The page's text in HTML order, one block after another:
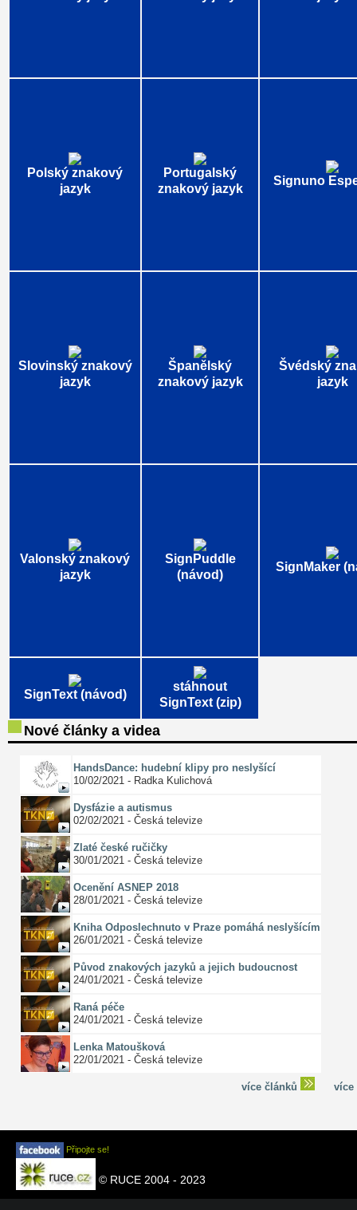
Polský znakový
jazyk
Portugalský
znakový jazyk
Signuno
Slovinský znakový
jazyk
Španělský
znakový jazyk
Švédský
jazyk
Valonský znakový
jazyk
SignPuddle
(návod)
SignMaker
SignText (návod)
stáhnout
SignText (zip)
Nové články a videa
HandsDance: hudební klipy pro neslyšící
10/02/2021 - Radka Kulichová
Dysfázie a autismus
02/02/2021 - Česká televize
Zlaté české ručičky
30/01/2021 - Česká televize
Ocenění ASNEP 2018
28/01/2021 - Česká televize
Kniha Odposlechnuto v Praze pomáhá neslyšícím
26/01/2021 - Česká televize
Původ znakových jazyků a jejich budoucnost
24/01/2021 - Česká televize
Raná péče
24/01/2021 - Česká televize
Lenka Matoušková
22/01/2021 - Česká televize
více článků
Připojte se!
© RUCE 2004 - 2023